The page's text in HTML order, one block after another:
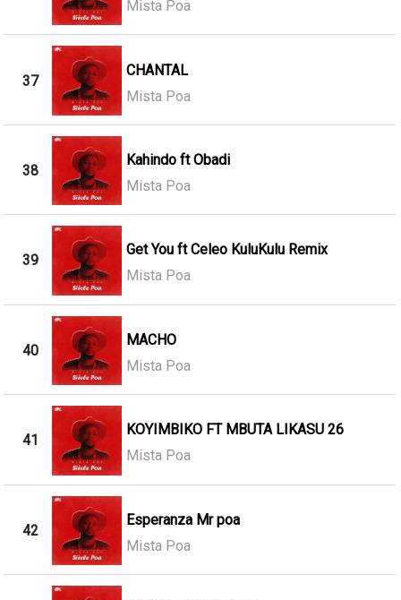
Mista Poa
37
CHANTAL
Mista Poa
38
Kahindo ft Obadi
Mista Poa
39
Get You ft Celeo KuluKulu Remix
Mista Poa
40
MACHO
Mista Poa
41
KOYIMBIKO FT MBUTA LIKASU 26
Mista Poa
42
Esperanza Mr poa
Mista Poa